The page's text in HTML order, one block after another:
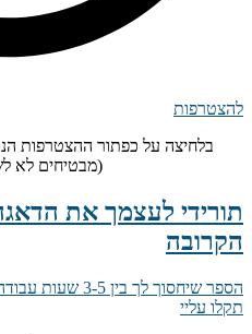
להצטרפות
בלחיצה על כפתור ההצטרפות
(מבטיחים לא
תורידי לעצמך את
הקרובה
הספר שיחסוך לך בין 3-5 שעות עבודה בשבוע
תקלו עליי